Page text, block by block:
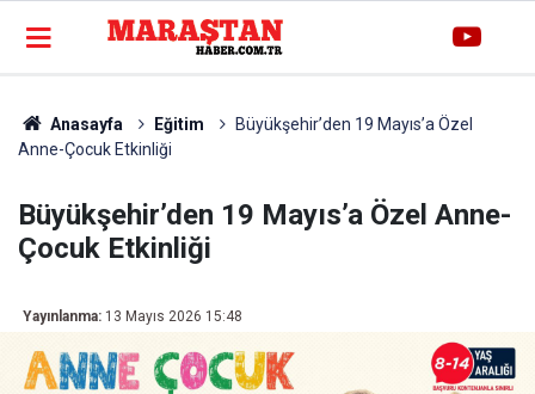
Anasayfa Eğitim
Büyükşehir’den 19 Mayıs’a Özel
Anne-Çocuk Etkinliği
Büyükşehir’den 19 Mayıs’a Özel Anne-
Çocuk Etkinliği
Yayınlanma: 13 Mayıs 2026 15:48